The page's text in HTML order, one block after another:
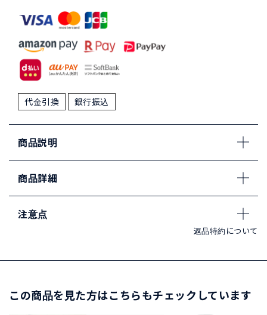
代金引換 銀行振込
商品説明
商品詳細
注意点
返品特約について
この商品を見た方はこちらもチェックしています